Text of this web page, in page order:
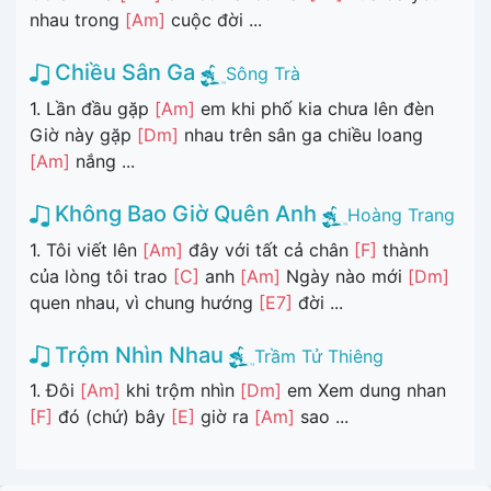
nhau trong [Am] cuộc đời ...
Chiều Sân Ga
Sông Trà
1. Lần đầu gặp [Am] em khi phố kia chưa lên đèn
Giờ này gặp [Dm] nhau trên sân ga chiều loang
[Am] nắng ...
Không Bao Giờ Quên Anh
Hoàng Trang
1. Tôi viết lên [Am] đây với tất cả chân [F] thành
của lòng tôi trao [C] anh [Am] Ngày nào mới [Dm]
quen nhau, vì chung hướng [E7] đời ...
Trộm Nhìn Nhau
Trầm Tử Thiêng
1. Đôi [Am] khi trộm nhìn [Dm] em Xem dung nhan
[F] đó (chứ) bây [E] giờ ra [Am] sao ...